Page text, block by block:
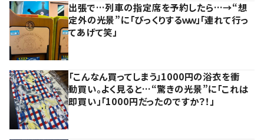
出張で…列車の指定席を予約したら…→“想
定外の光景”に「びっくりするｗｗ」「連れて行っ
てあげて笑」
「こんなん買ってしまう」1000円の浴衣を衝
動買い。よく見ると…“驚きの光景”に「これは
即買い」「1000円だったのですか？！」